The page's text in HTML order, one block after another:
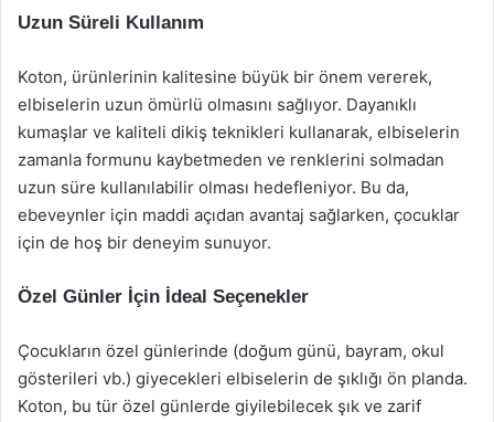
Uzun Süreli Kullanım
Koton, ürünlerinin kalitesine büyük bir önem vererek,
elbiselerin uzun ömürlü olmasını sağlıyor. Dayanıklı
kumaşlar ve kaliteli dikiş teknikleri kullanarak, elbiselerin
zamanla formunu kaybetmeden ve renklerini solmadan
uzun süre kullanılabilir olması hedefleniyor. Bu da,
ebeveynler için maddi açıdan avantaj sağlarken, çocuklar
için de hoş bir deneyim sunuyor.
Özel Günler İçin İdeal Seçenekler
Çocukların özel günlerinde (doğum günü, bayram, okul
gösterileri vb.) giyecekleri elbiselerin de şıklığı ön planda.
Koton, bu tür özel günlerde giyilebilecek şık ve zarif